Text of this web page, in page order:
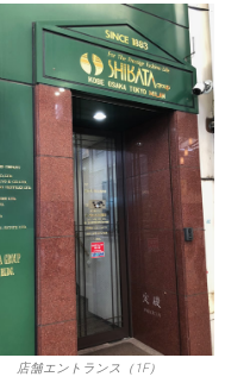
店舗エントランス（1F）